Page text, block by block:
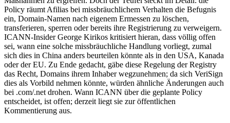
Policy räumt Afilias bei missbräuchlichem Verhalten die Befugnis
ein, Domain-Namen nach eigenem Ermessen zu löschen,
transferieren, sperren oder bereits ihre Registrierung zu verweigern.
ICANN-Insider George Kirikos kritisiert hieran, dass völlig offen
sei, wann eine solche missbräuchliche Handlung vorliegt, zumal
sich dies in China anders beurteilen könnte als in den USA, Kanada
oder der EU. Zu Ende gedacht, gäbe diese Regelung der Registry
das Recht, Domains ihrem Inhaber wegzunehmen; da sich VeriSign
dies als Vorbild nehmen könnte, würden ähnliche Änderungen auch
bei .com/.net drohen. Wann ICANN über die geplante Policy
entscheidet, ist offen; derzeit liegt sie zur öffentlichen
Kommentierung aus.